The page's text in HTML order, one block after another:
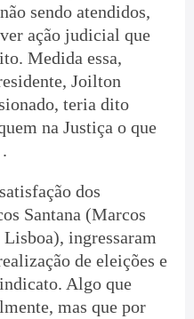
sendo atendidos,
ação judicial que
Medida essa,
Joilton
teria dito
na Justiça o que
dos
Santana (Marcos
ingressaram
de eleições e
Algo que
mas que por